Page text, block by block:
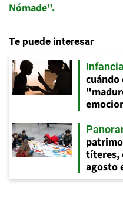
Nómade".
Te puede interesar
títeres,
agosto